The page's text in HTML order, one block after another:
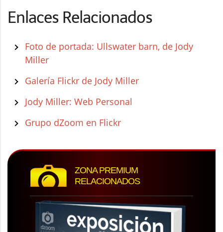
Enlaces Relacionados
Foto de portada: Ullswater barn, de Jody
Miller
Galería Flickr de Jody Miller
Jody Miller: Web Personal
Grupo dZoom en Flickr
ZONA PREMIUM
RELACIONADOS